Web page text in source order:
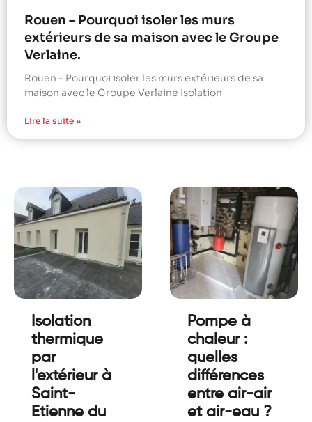
Rouen – Pourquoi isoler les murs
extérieurs de sa maison avec le Groupe
Verlaine.
Rouen – Pourquoi isoler les murs extérieurs de sa
maison avec le Groupe Verlaine Isolation
Lire la suite »
Isolation
thermique
par
l'extérieur à
Saint-
Etienne du
Pompe à
chaleur :
quelles
différences
entre air-air
et air-eau ?